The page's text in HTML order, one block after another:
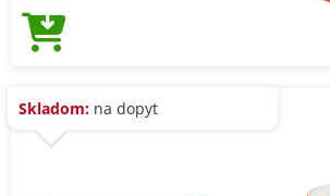
Skladom: na dopyt